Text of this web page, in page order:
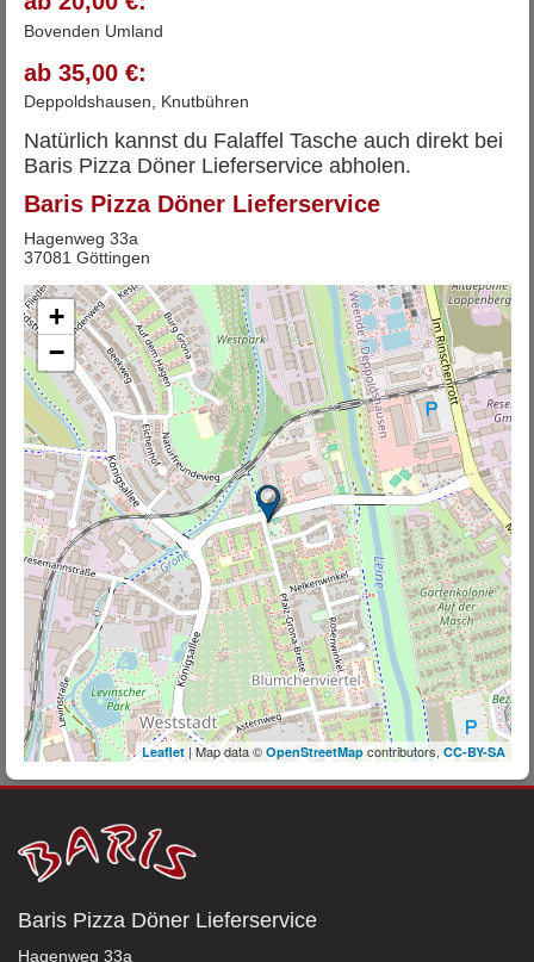
Bovenden Umland
ab 35,00 €:
Deppoldshausen, Knutbühren
Natürlich kannst du Falaffel Tasche auch direkt bei
Baris Pizza Döner Lieferservice abholen.
Baris Pizza Döner Lieferservice
Hagenweg 33a
37081 Göttingen
+
−
Leaflet| Map data © OpenStreetMapcontributors, CC-BY-SA
Baris Pizza Döner Lieferservice
Hagenweg 33a